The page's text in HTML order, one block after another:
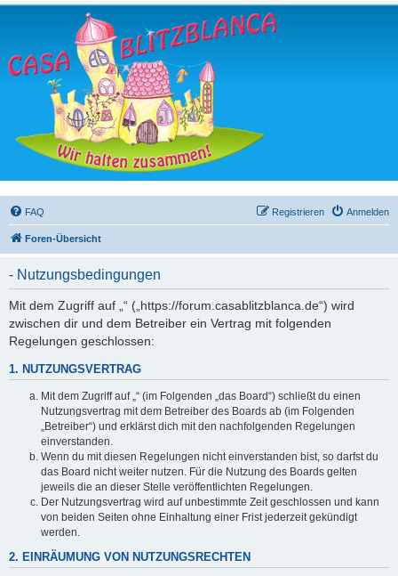
FAQ Anmelden
Registrieren
Foren-Übersicht
- Nutzungsbedingungen
Mit dem Zugriff auf „“ („https://forum.casablitzblanca.de“) wird
zwischen dir und dem Betreiber ein Vertrag mit folgenden
Regelungen geschlossen:
1. NUTZUNGSVERTRAG
Mit dem Zugriff auf „“ (im Folgenden „das Board“) schließt du einen
Nutzungsvertrag mit dem Betreiber des Boards ab (im Folgenden
„Betreiber“) und erklärst dich mit den nachfolgenden Regelungen
einverstanden.
Wenn du mit diesen Regelungen nicht einverstanden bist, so darfst du
das Board nicht weiter nutzen. Für die Nutzung des Boards gelten
jeweils die an dieser Stelle veröffentlichten Regelungen.
Der Nutzungsvertrag wird auf unbestimmte Zeit geschlossen und kann
von beiden Seiten ohne Einhaltung einer Frist jederzeit gekündigt
werden.
2. EINRÄUMUNG VON NUTZUNGSRECHTEN